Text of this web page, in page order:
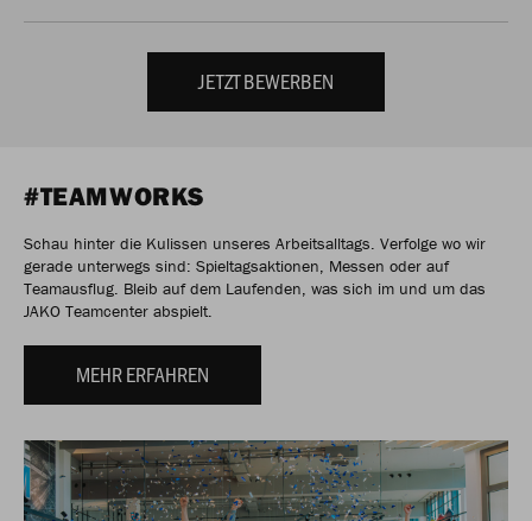
JETZT BEWERBEN
#TEAMWORKS
Schau hinter die Kulissen unseres Arbeitsalltags. Verfolge wo wir
gerade unterwegs sind: Spieltagsaktionen, Messen oder auf
Teamausflug. Bleib auf dem Laufenden, was sich im und um das
JAKO Teamcenter abspielt.
MEHR ERFAHREN